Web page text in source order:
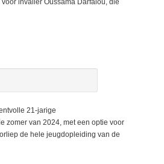
invaller Oussama Darfalou, die
21-jarige
zomer van 2024, met een optie voor
de hele jeugdopleiding van de